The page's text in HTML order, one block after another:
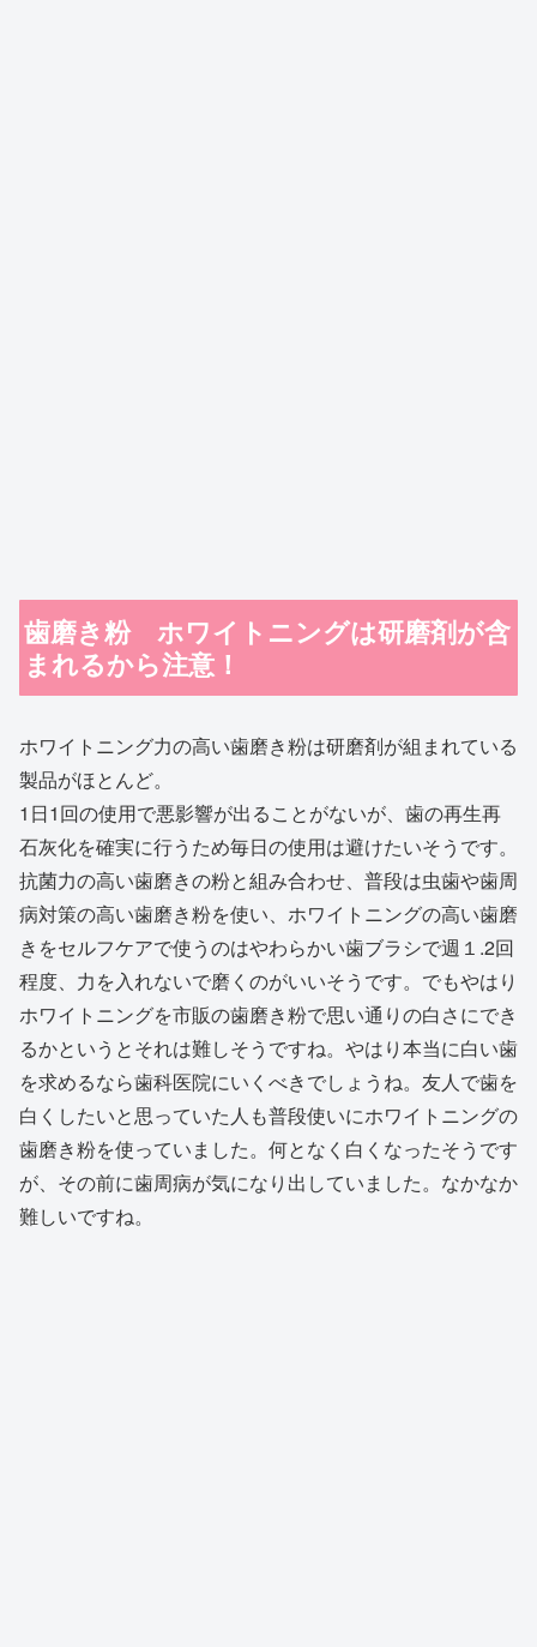
歯磨き粉 ホワイトニングは研磨剤が含
まれるから注意！
ホワイトニング力の高い歯磨き粉は研磨剤が組まれている
製品がほとんど。
1日1回の使用で悪影響が出ることがないが、歯の再生再
石灰化を確実に行うため毎日の使用は避けたいそうです。
抗菌力の高い歯磨きの粉と組み合わせ、普段は虫歯や歯周
病対策の高い歯磨き粉を使い、ホワイトニングの高い歯磨
きをセルフケアで使うのはやわらかい歯ブラシで週１.2回
程度、力を入れないで磨くのがいいそうです。でもやはり
ホワイトニングを市販の歯磨き粉で思い通りの白さにでき
るかというとそれは難しそうですね。やはり本当に白い歯
を求めるなら歯科医院にいくべきでしょうね。友人で歯を
白くしたいと思っていた人も普段使いにホワイトニングの
歯磨き粉を使っていました。何となく白くなったそうです
が、その前に歯周病が気になり出していました。なかなか
難しいですね。